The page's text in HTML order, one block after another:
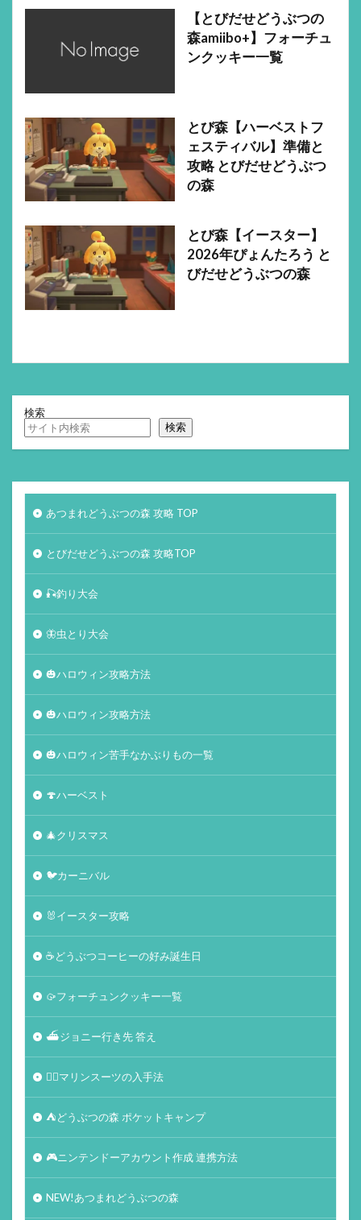
【とびだせどうぶつの
森amiibo+】フォーチュ
ンクッキー一覧
とび森【ハーベストフ
ェスティバル】準備と
攻略 とびだせどうぶつ
の森
とび森【イースター】
2026年ぴょんたろう と
びだせどうぶつの森
検索
検索
あつまれどうぶつの森 攻略 TOP
とびだせどうぶつの森 攻略TOP
🎣釣り大会
🦋虫とり大会
🎃ハロウィン攻略方法
🎃ハロウィン攻略方法
🎃ハロウィン苦手なかぶりもの一覧
🍄ハーベスト
🎄クリスマス
🐦カーニバル
🐰イースター攻略
☕️どうぶつコーヒーの好み誕生日
🥠フォーチュンクッキー一覧
⛴ジョニー行き先 答え
🏄‍♀️マリンスーツの入手法
⛺どうぶつの森 ポケットキャンプ
🎮ニンテンドーアカウント作成 連携方法
NEW!あつまれどうぶつの森